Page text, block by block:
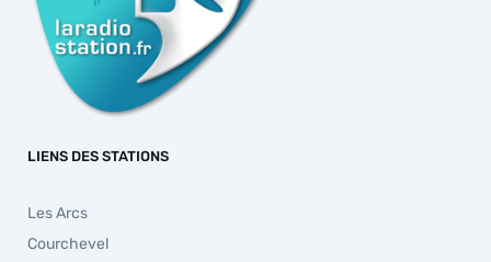
LIENS DES STATIONS
Les Arcs
Courchevel